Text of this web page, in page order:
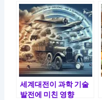
세계대전이 과학 기술
발전에 미친 영향